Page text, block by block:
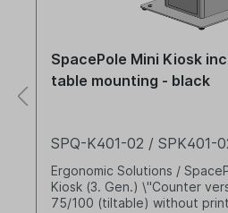
SpacePole Mini Kiosk
table mounting - black
SPQ-K401-02 / SPK401-
Ergonomic Solutions /
Kiosk (3. Gen.) \"Counter
75/100 (tiltable) without